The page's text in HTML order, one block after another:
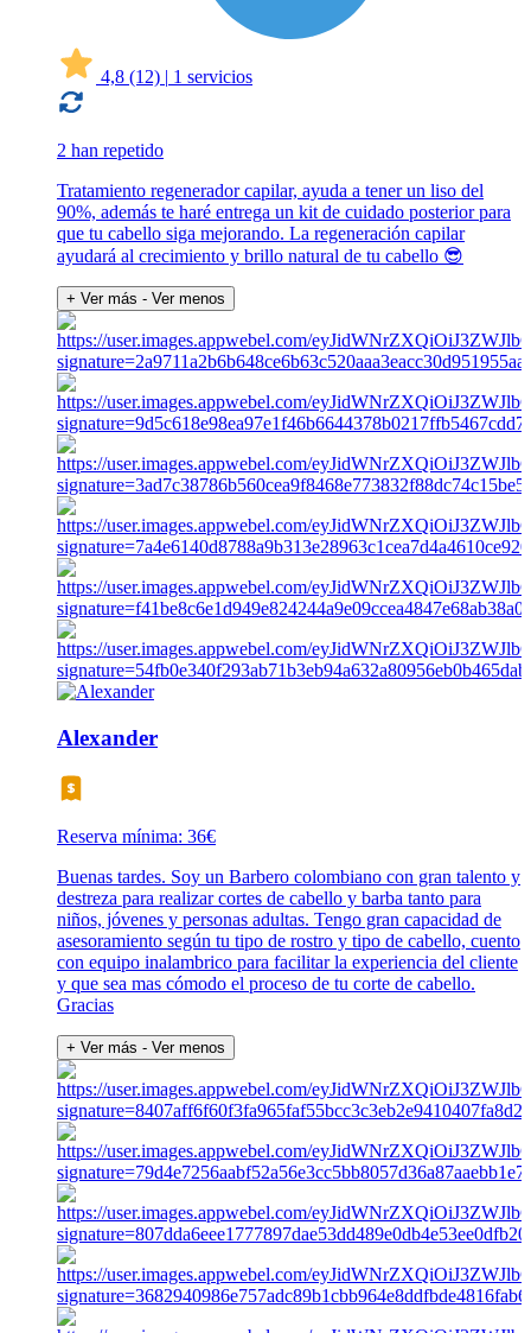
4,8 (12) | 1 servicios
2 han repetido
Tratamiento regenerador capilar, ayuda a tener un liso del
90%, además te haré entrega un kit de cuidado posterior para
que tu cabello siga mejorando. La regeneración capilar
ayudará al crecimiento y brillo natural de tu cabello 😎
+ Ver más - Ver menos
Alexander
Reserva mínima: 36€
Buenas tardes. Soy un Barbero colombiano con gran talento y
destreza para realizar cortes de cabello y barba tanto para
niños, jóvenes y personas adultas. Tengo gran capacidad de
asesoramiento según tu tipo de rostro y tipo de cabello, cuento
con equipo inalambrico para facilitar la experiencia del cliente
y que sea mas cómodo el proceso de tu corte de cabello.
Gracias
+ Ver más - Ver menos